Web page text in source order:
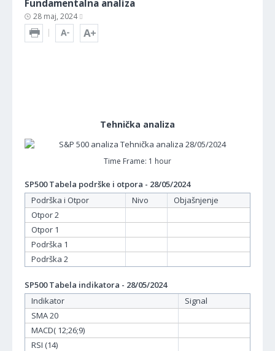
Fundamentalna analiza
28 maj, 2024
Tehnička analiza
Time Frame: 1 hour
SP500 Tabela podrške i otpora - 28/05/2024
Podrška i Otpor
Nivo
Objašnjenje
Otpor 2
Otpor 1
Podrška 1
Podrška 2
SP500 Tabela indikatora - 28/05/2024
Indikator
Signal
SMA 20
MACD( 12;26;9)
RSI (14)